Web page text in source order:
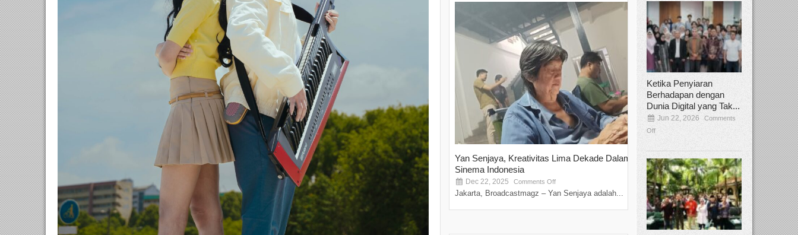
Yan Senjaya, Kreativitas Lima Dekade Dalam
Sinema Indonesia
Dec 22, 2025 Comments Off
Jakarta, Broadcastmagz – Yan Senjaya adalah...
Tamee Irelly Menjadi Juri Open
Film Terbaru...
Sep 08, 2025 Comments Off
Bekasi, Broadcastmagz – Dalam upaya
talenta...
Ketika Penyiaran
Berhadapan dengan
Dunia Digital yang Tak...
Jun 22, 2026
Comments
Off